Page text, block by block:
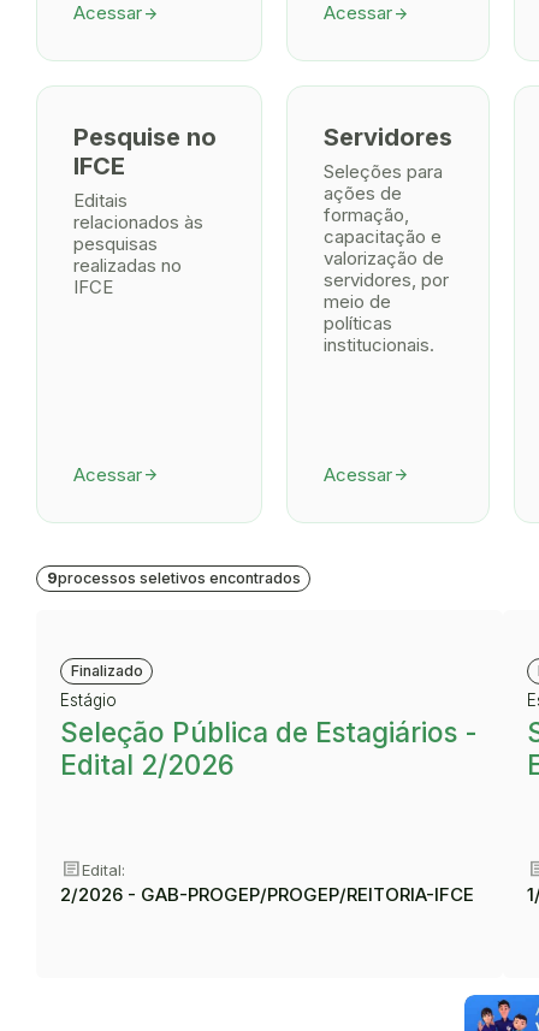
Acessararrow_forward Acessararrow_forward
Pesquise no
IFCE
Editais
relacionados às
pesquisas
realizadas no
IFCE
Acessararrow_forward
Servidores
Seleções para
ações de
formação,
capacitação e
valorização de
servidores, por
meio de
políticas
institucionais.
Acessararrow_forward
9processos seletivos encontrados
Finalizado
Estágio
Seleção Pública de Estagiários -
Edital 2/2026
articleEdital:
2/2026 - GAB-PROGEP/PROGEP/REITORIA-IFCE